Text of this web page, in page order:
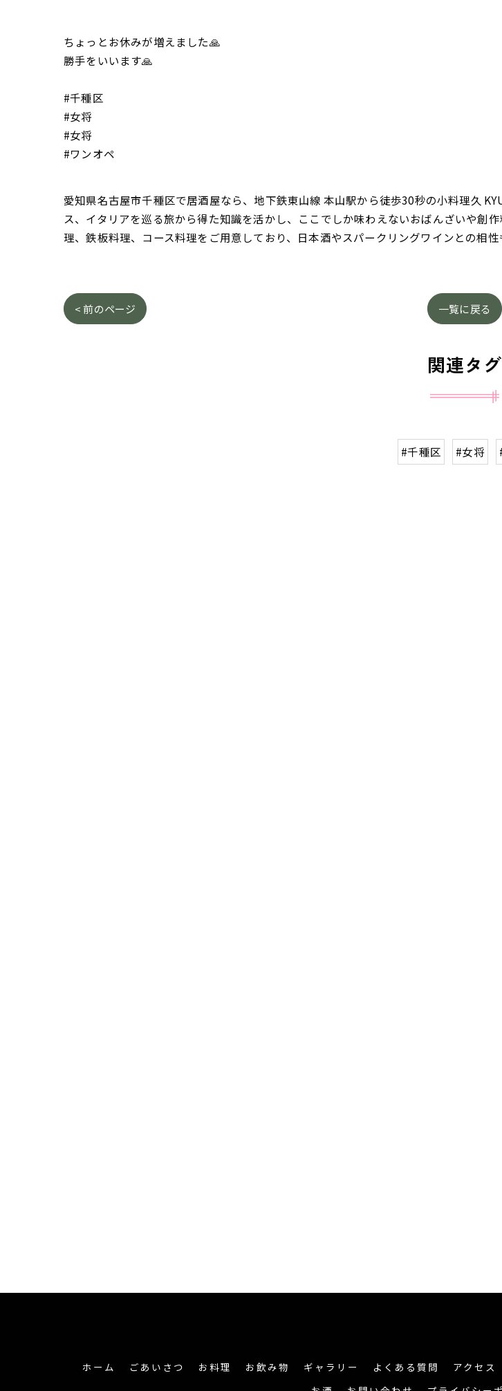
ちょっとお休みが増えました🙏
勝手をいいます🙏
#千種区
#女将
#女将
#ワンオペ
愛知県名古屋市千種区で居酒屋なら、地下鉄東山線 本山駅から徒歩30秒の小料理久
ス、イタリアを巡る旅から得た知識を活かし、ここでしか味わえないおばんざいや創
理、鉄板料理、コース料理をご用意しており、日本酒やスパークリングワインとの相性
< 前のページ 一覧に戻る
関連タグ
#千種区 #女将
ホーム ごあいさつ お料理 お飲み物 ギャラリー よくある質問 アクセス